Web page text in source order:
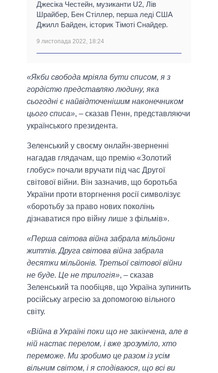
Джесіка Честейн, музиканти U2, Лів
Шрайбер, Бен Стіллер, перша леді США
Джилл Байден, історик Тімоті Снайдер.
9 листопада 2022, 18:24
«Якби свобода мріяла бути списом, я з
гордістю представляю людину, яка
сьогодні є найвідточенішим наконечником
цього списа», – сказав Пенн, представляючи
українського президента.
Зеленський у своєму онлайн-зверненні
нагадав глядачам, що премію «Золотий
глобус» почали вручати під час Другої
світової війни. Він зазначив, що боротьба
України проти вторгнення росії символізує
«боротьбу за право нових поколінь
дізнаватися про війну лише з фільмів».
«Перша світова війна забрала мільйони
життів. Друга світова війна забрала
десятки мільйонів. Третьої світової війни
не буде. Це не трилогія», – сказав
Зеленський та пообіцяв, що Україна зупинить
російську агресію за допомогою вільного
світу.
«Війна в Україні поки що не закінчена, але в
ній настає перелом, і вже зрозуміло, хто
переможе. Ми зробимо це разом із усім
вільним світом, і я сподіваюся, що всі ви